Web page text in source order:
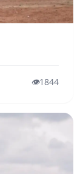
👁️1844